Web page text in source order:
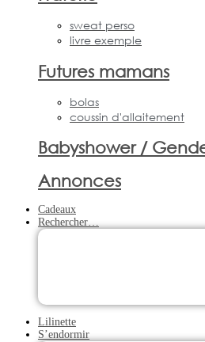
sweat perso
livre exemple
Futures mamans
bolas
coussin d'allaitement
Babyshower /
Annonces
Cadeaux
Rechercher…
Lilinette
S’endormir